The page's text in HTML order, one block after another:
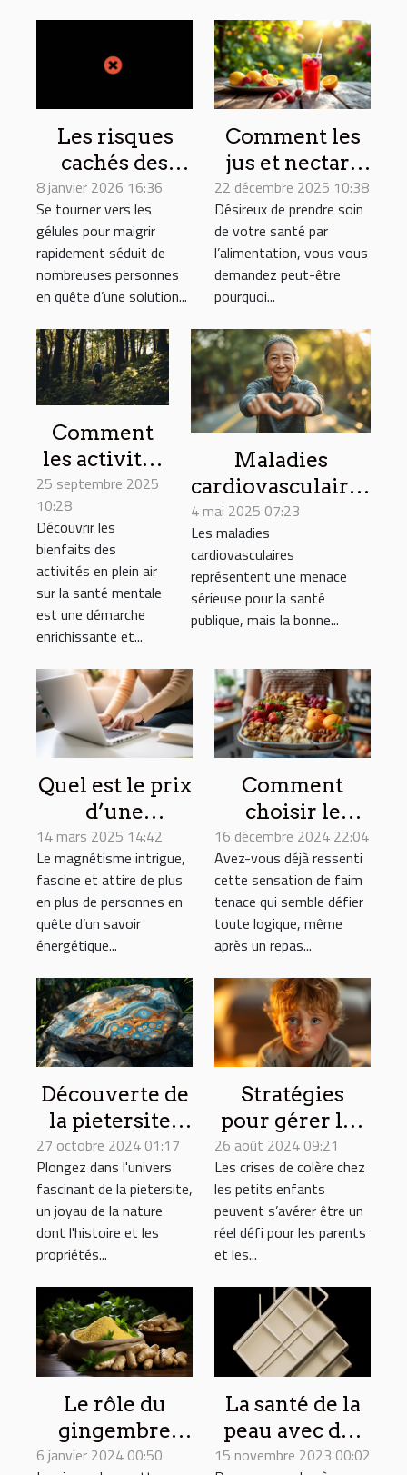
Les risques
cachés des
gélules pour
maigrir
rapidement
8 janvier 2026 16:36
Se tourner vers les
gélules pour maigrir
rapidement séduit de
nombreuses personnes
en quête d’une solution...
Comment les
jus et nectars
artisanaux
favorisent une
alimentation
saine ?
22 décembre 2025 10:38
Désireux de prendre soin
de votre santé par
l’alimentation, vous vous
demandez peut-être
pourquoi...
Comment
les activités
en plein air
améliorent-
elles notre
santé
mentale ?
25 septembre 2025
10:28
Découvrir les
bienfaits des
activités en plein air
sur la santé mentale
est une démarche
enrichissante et...
Maladies
cardiovasculaires
comment les
activités
physiques
peuvent sauver
votre cœur
4 mai 2025 07:23
Les maladies
cardiovasculaires
représentent une menace
sérieuse pour la santé
publique, mais la bonne...
Quel est le prix
d’une
formation de
magnétiseur ?
14 mars 2025 14:42
Le magnétisme intrigue,
fascine et attire de plus
en plus de personnes en
quête d’un savoir
énergétique...
Comment
choisir le
coupe-faim
adapté à votre
style de vie ?
16 décembre 2024 22:04
Avez-vous déjà ressenti
cette sensation de faim
tenace qui semble défier
toute logique, même
après un repas...
Découverte de
la pietersite :
origines et
utilisations en
lithothérapie
27 octobre 2024 01:17
Plongez dans l'univers
fascinant de la pietersite,
un joyau de la nature
dont l'histoire et les
propriétés...
Stratégies
pour gérer les
crises de
colère chez les
petits enfants
26 août 2024 09:21
Les crises de colère chez
les petits enfants
peuvent s’avérer être un
réel défi pour les parents
et les...
Le rôle du
gingembre
dans la
6 janvier 2024 00:50
La santé de la
peau avec des
produits
15 novembre 2023 00:02